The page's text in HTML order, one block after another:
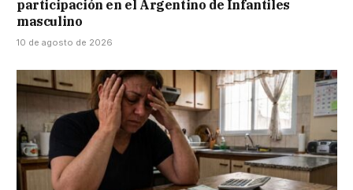
participación en el Argentino de Infantiles
masculino
10 de agosto de 2026